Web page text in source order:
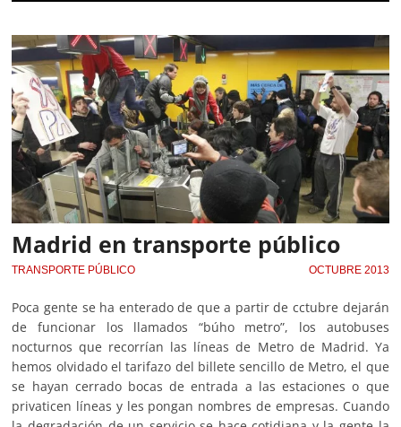
Madrid en transporte público
TRANSPORTE PÚBLICO OCTUBRE 2013
Poca gente se ha enterado de que a partir de cctubre dejarán
de funcionar los llamados “búho metro”, los autobuses
nocturnos que recorrían las líneas de Metro de Madrid. Ya
hemos olvidado el ta­rifazo del billete sencillo de Metro, el que
se hayan cerrado bocas de entrada a las estaciones o que
privaticen líneas y les pongan nombres de empresas. Cuando